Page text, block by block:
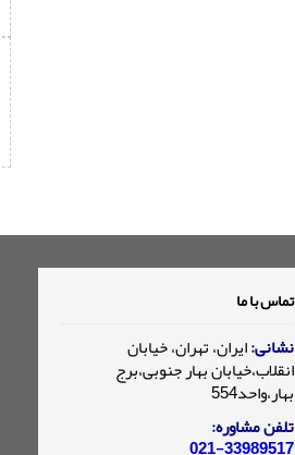
تماس با ما
نشانی:ایران، تهران، خیابان
انقلاب،خیابان بهار جنوبی،برج
بهار،واحد554
تلفن مشاوره:
021-33989517